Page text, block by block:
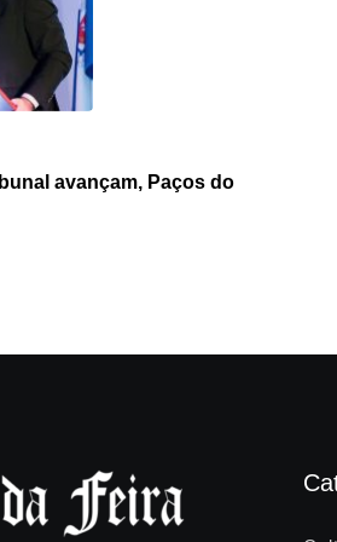
avançam, Paços do